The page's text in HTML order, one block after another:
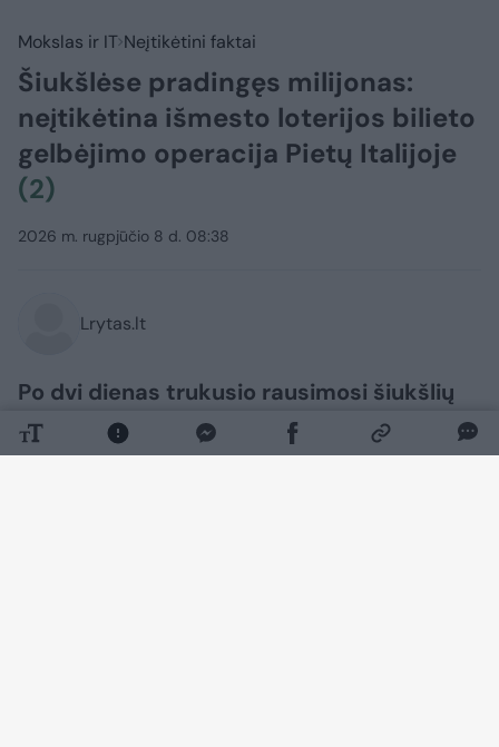
Mokslas ir IT Neįtikėtini faktai
Šiukšlėse pradingęs milijonas:
neįtikėtina išmesto loterijos bilieto
gelbėjimo operacija Pietų Italijoje
(2)
2026 m. rugpjūčio 8 d. 08:38
Lrytas.lt
Po dvi dienas trukusio rausimosi šiukšlių
kalnuose, loterijos dalyvė galiausiai
atgavo savo pradingusį laimingąjį bilietą,